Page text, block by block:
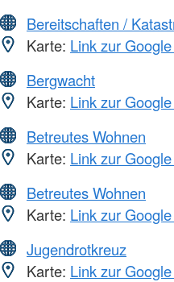
Bereitschaften /
Karte: Link zur
Bergwacht
Karte: Link zur
Betreutes Wohnen
Karte: Link zur
Betreutes Wohnen
Karte: Link zur
Jugendrotkreuz
Karte: Link zur